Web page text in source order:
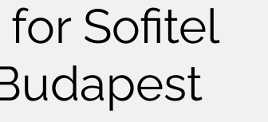
Sofitel